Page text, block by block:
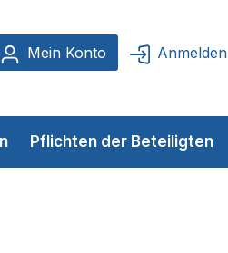
Mein Konto
Anmelden
Pflichten der Beteiligten